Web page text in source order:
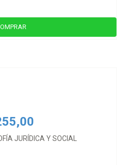
JURÍDICA Y SOCIAL